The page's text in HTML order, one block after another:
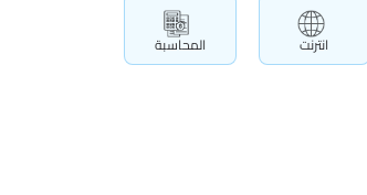
انترنت المحاسبة